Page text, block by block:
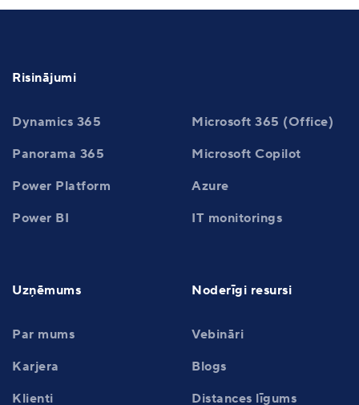
Risinājumi
Dynamics 365
Microsoft 365 (Office)
Panorama 365
Microsoft Copilot
Power Platform
Azure
Power BI
IT monitorings
Uzņēmums
Par mums
Karjera
Klienti
Noderīgi resursi
Vebināri
Blogs
Distances līgums